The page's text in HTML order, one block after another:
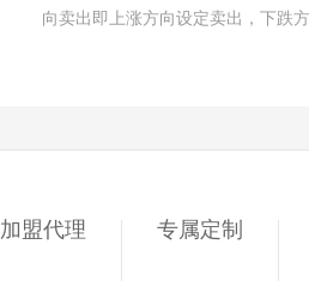
向卖出即上涨方向设定卖出，下跌
加盟代理 专属定制